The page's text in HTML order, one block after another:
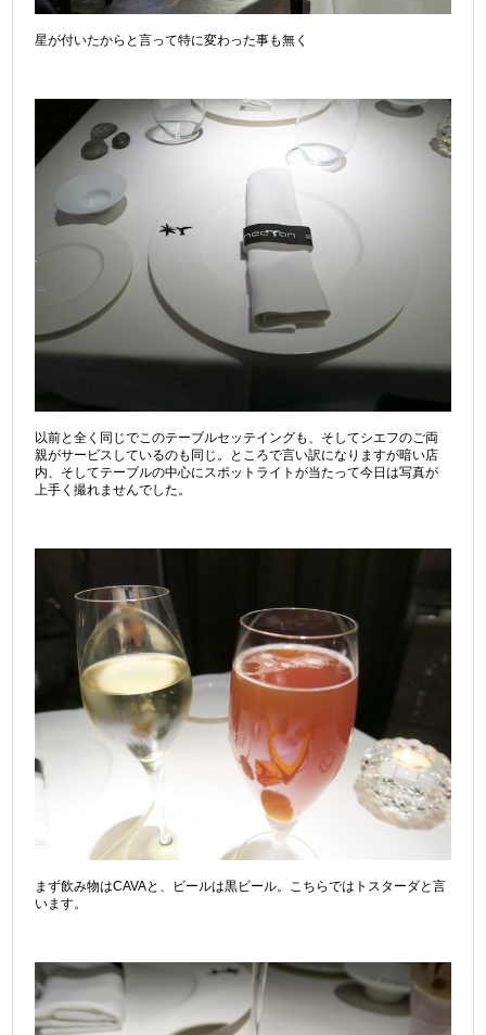
星が付いたからと言って特に変わった事も無く
以前と全く同じでこのテーブルセッテイングも、そしてシエフのご両
親がサービスしているのも同じ。ところで言い訳になりますが暗い店
内、そしてテーブルの中心にスポットライトが当たって今日は写真が
上手く撮れませんでした。
まず飲み物はCAVAと、ビールは黒ビール。こちらではトスターダと言
います。